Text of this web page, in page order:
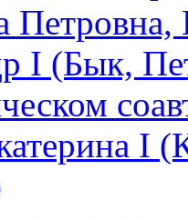
I (Бык,
I